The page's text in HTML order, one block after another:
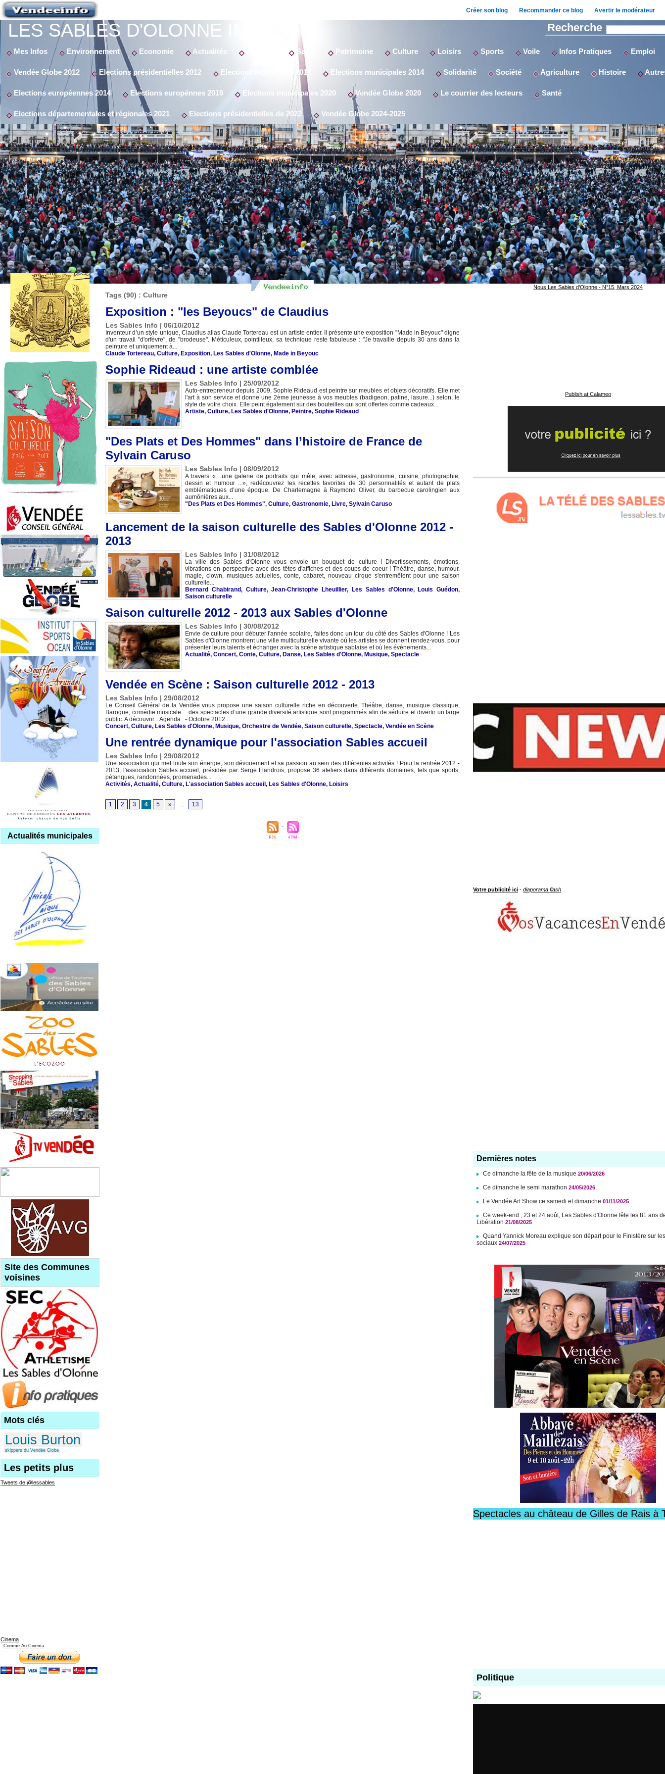
Créer son blog Recommander ce blog Avertir le modérateur
LES SABLES D'OLONNE INFO Recherche
Mes Infos Environnement Economie Actualités Santé Patrimoine Culture Loisirs Sports Voile Infos Pratiques Emploi
Vendée Globe 2012 Elections présidentielles 2012 Elections législatives 2012 Elections municipales 2014 Solidarité Société Agriculture Histoire
Elections européennes 2014 Elections europénnes 2019 Elections municipales 2020 Vendée Globe 2020 Le courrier des lecteurs Santé
Elections départementales et régionales 2021 Elections présidentielles de 2022 Vendée Globe 2024-2025
Actualités municipales
Site des Communes
voisines
Mots clés
Louis Burton
skippers du Vendée Globe
Les petits plus
Tweets de @lessables
Cinema
Comme Au Cinema
Tags (90) : Culture
Exposition : "les Beyoucs" de Claudius
Les Sables Info | 06/10/2012
Inventeur d’un style unique, Claudius alias Claude Tortereau est un artiste entier. Il présente une exposition "Made in Beyouc" digne
d'un travail "d'orfèvre", de "brodeuse". Méticuleux, pointilleux, sa technique reste fabuleuse : "Je travaille depuis 30 ans dans la
peinture et uniquement à...
Claude Tortereau,Culture, Exposition, Les Sables d'Olonne, Made in Beyouc
Sophie Rideaud : une artiste comblée
Les Sables Info | 25/09/2012
Auto-entrepreneur depuis 2009, Sophie Rideaud est peintre sur meubles et objets décoratifs. Elle met
l'art à son service et donne une 2ème jeunesse à vos meubles (badigeon, patine, lasure...) selon, le
style de votre choix. Elle peint également sur des bouteilles qui sont offertes comme cadeaux...
Artiste, Culture, Les Sables d'Olonne, Peintre, Sophie Rideaud
"Des Plats et Des Hommes" dans l’histoire de France de
Sylvain Caruso
Les Sables Info | 08/09/2012
A travers «…une galerie de portraits qui mêle, avec adresse, gastronomie, cuisine, photographie,
dessin et humour ...», redécouvrez les recettes favorites de 30 personnalités et autant de plats
emblématiques d’une époque. De Charlemagne à Raymond Oliver, du barbecue carolingien aux
aumônières aux...
"Des Plats et Des Hommes", Culture, Gastronomie, Livre, Sylvain Caruso
Lancement de la saison culturelle des Sables d'Olonne 2012 -
2013
Les Sables Info | 31/08/2012
La ville des Sables d'Olonne vous envoie un bouquet de culture ! Divertissements, émotions,
vibrations en perspective avec des têtes d'affiches et des coups de coeur ! Théâtre, danse, humour,
magie, clown, musiques actuelles, conte, cabaret, nouveau cirque s'entremêlent pour une saison
culturelle...
Bernard Chabirand, Culture,Jean-Christophe Lheuillier, Les Sables d'Olonne, Louis Guédon,
Saison culturelle
Saison culturelle 2012 - 2013 aux Sables d'Olonne
Les Sables Info | 30/08/2012
Envie de culture pour débuter l'année scolaire, faites donc un tour du côté des Sables d'Olonne ! Les
Sables d'Olonne montrent une ville multiculturelle vivante où les artistes se donnent rendez-vous, pour
présenter leurs talents et échanger avec la scène artistique sablaise et où les événements...
Actualité, Concert, Conte, Culture, Danse, Les Sables d'Olonne, Musique, Spectacle
Vendée en Scène : Saison culturelle 2012 - 2013
Les Sables Info | 29/08/2012
Le Conseil Général de la Vendée vous propose une saison culturelle riche en découverte. Théâtre, danse, musique classique,
Baroque, comédie musicale… des spectacles d’une grande diversité artistique sont programmés afin de séduire et divertir un large
public. A découvrir... Agenda : - Octobre 2012...
Concert,Culture, Les Sables d'Olonne, Musique,Orchestre de Vendée,Saison culturelle,Spectacle,Vendée en Scène
Une rentrée dynamique pour l'association Sables accueil
Les Sables Info | 29/08/2012
Une association qui met toute son énergie, son dévouement et sa passion au sein des différentes activités ! Pour la rentrée 2012 -
2013, l'association Sables accueil, présidée par Serge Flandrois, propose 36 ateliers dans différents domaines, tels que sports,
pétanques, randonnées, promenades...
Activités,Actualité,Culture, L'association Sables accueil, Les Sables d'Olonne, Loisirs
1 2 3 4 5 » ... 13
Nous Les Sables d'Olonne - N°15, Mars 2024
Publish at Calameo
Votre publicité ici -diaporama flash
Dernières notes
Ce dimanche la fête de la musique 20/06/2026
Ce dimanche le semi marathon24/05/2026
Le Vendée Art Show ce samedi et dimanche 01/11/2025
Ce week-end , 23 et 24 août, Les Sables d'Olonne fête les 81 ans
Libération21/08/2025
Quand Yannick Moreau explique son départ pour le Finistère sur
sociaux 24/07/2025
Spectacles au château de Gilles de Rais à
Politique